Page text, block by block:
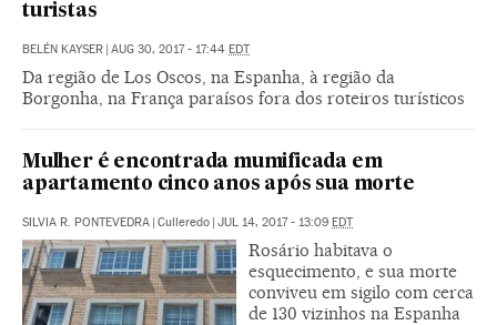
turistas
BELÉN KAYSER | AUG 30, 2017 - 17:44 EDT
Da região de Los Oscos, na Espanha, à região da
Borgonha, na França paraísos fora dos roteiros turísticos
Mulher é encontrada mumificada em
apartamento cinco anos após sua morte
SILVIA R. PONTEVEDRA | Culleredo | JUL 14, 2017 - 13:09 EDT
Rosário habitava o
esquecimento, e sua morte
conviveu em sigilo com cerca
de 130 vizinhos na Espanha